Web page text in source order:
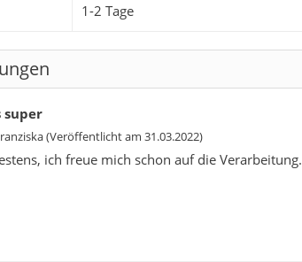
1-2 Tage
super
(Veröffentlicht am 31.03.2022)
ich freue mich schon auf die Verarbeitung.